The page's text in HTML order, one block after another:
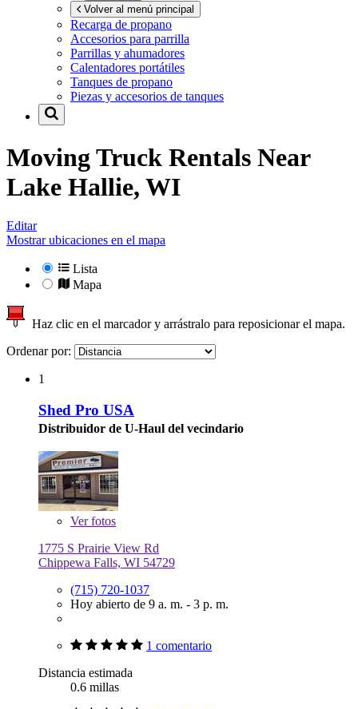
Volver al menú principal
Recarga de propano
Accesorios para parrilla
Parrillas y ahumadores
Calentadores portátiles
Tanques de propano
Piezas y accesorios de tanques
Moving Truck Rentals Near
Lake Hallie, WI
Editar
Mostrar ubicaciones en el mapa
Lista
Mapa
Haz clic en el marcador y arrástralo para reposicionar el mapa.
Ordenar por:
1
Shed Pro USA
Distribuidor de U-Haul del vecindario
Verfotos
1775 S Prairie View Rd
Chippewa Falls, WI 54729
(715) 720-1037
Hoy abierto de 9 a. m. - 3 p. m.
1 comentario
Distancia estimada
0.6 millas